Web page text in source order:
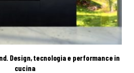
Design, tecnologia e performance in
cucina